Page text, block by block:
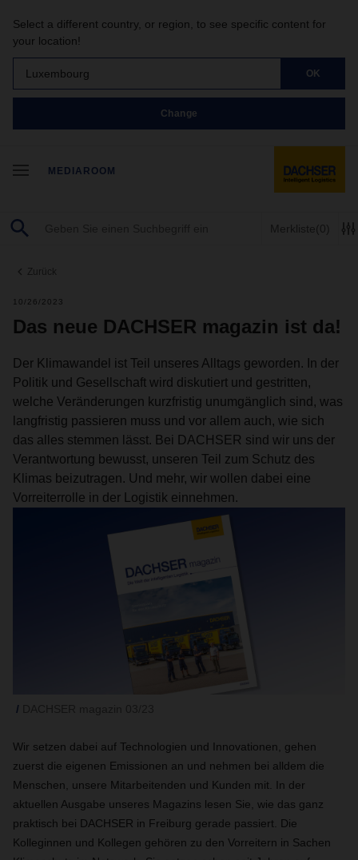
Select a different country, or region, to see specific content for
your location!
Luxembourg OK
Change
MEDIAROOM
Merkliste(0)
Zurück
10/26/2023
Das neue DACHSER magazin ist da!
Der Klimawandel ist Teil unseres Alltags geworden. In der
Politik und Gesellschaft wird diskutiert und gestritten,
welche Veränderungen kurzfristig unumgänglich sind, was
langfristig passieren muss und vor allem auch, wie sich
das alles stemmen lässt. Bei DACHSER sind wir uns der
Verantwortung bewusst, unseren Teil zum Schutz des
Klimas beizutragen. Und mehr, wir wollen dabei eine
Vorreiterrolle in der Logistik einnehmen.
Wir setzen dabei auf Technologien und Innovationen, gehen
zuerst die eigenen Emissionen an und nehmen bei alldem die
Menschen, unsere Mitarbeitenden und Kunden mit. In der
aktuellen Ausgabe unseres Magazins lesen Sie, wie das ganz
praktisch bei DACHSER in Freiburg gerade passiert. Die
Kolleginnen und Kollegen gehören zu den Vorreitern in Sachen